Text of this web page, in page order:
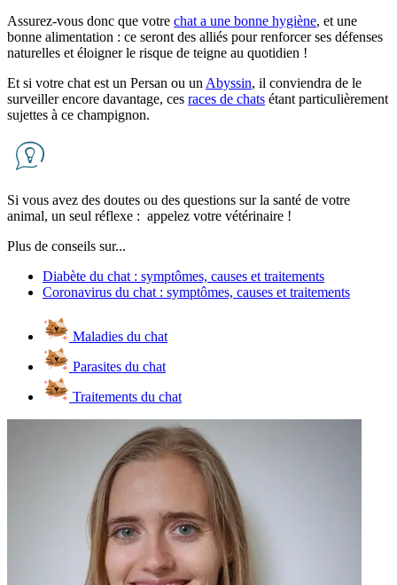
Assurez-vous donc que votre chat a une bonne hygiène, et une
bonne alimentation : ce seront des alliés pour renforcer ses défenses
naturelles et éloigner le risque de teigne au quotidien !
Et si votre chat est un Persan ou un Abyssin, il conviendra de le
surveiller encore davantage, ces races de chats étant particulièrement
sujettes à ce champignon.
Si vous avez des doutes ou des questions sur la santé de votre
animal, un seul réflexe : appelez votre vétérinaire !
Plus de conseils sur...
Diabète du chat : symptômes, causes et traitements
Coronavirus du chat : symptômes, causes et traitements
Maladies du chat
Parasites du chat
Traitements du chat